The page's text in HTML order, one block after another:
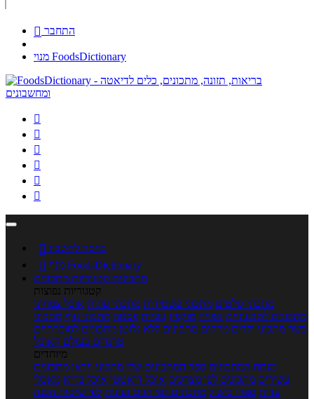
 התחבר
מנוי FoodsDictionary






 כניסה לחשבון

מנוי FoodsDictionary
מתכונים קטגוריות מתכונים
קטגוריות נפוצות
מתכוני סלטים מתכוני פשטידות מתכוני עוגות אוכל צמחוני
מתכונים לטבעוניים אפייה מוקפץ עוגיות פסטה מתכוני עוף מתכוני
בשר מתכוני ילדים מרקים מתכונים ללא גלוטן מתכונים לסוכרתיים
טרנדים בעולם האוכל
מיוחדים
מנתח המתכונים ספר המתכונים שלי מתכוני וידאו מתכונים
עשירים מתכונים לפי מצרכים אוכל דיאטטי אוכל בריא מאכלי
עדות ספרי בישול מתכונים לפי חגים ועונות לפי שיטות הכנה